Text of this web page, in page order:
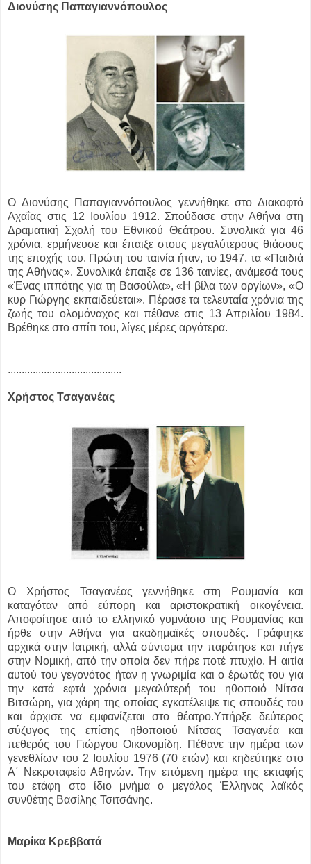
Διονύσης Παπαγιαννόπουλος
Ο Διονύσης Παπαγιαννόπουλος γεννήθηκε στο Διακοφτό
Αχαΐας στις 12 Ιουλίου 1912. Σπούδασε στην Αθήνα στη
Δραματική Σχολή του Εθνικού Θεάτρου. Συνολικά για 46
χρόνια, ερμήνευσε και έπαιξε στους μεγαλύτερους θιάσους
της εποχής του. Πρώτη του ταινία ήταν, το 1947, τα «Παιδιά
της Αθήνας». Συνολικά έπαιξε σε 136 ταινίες, ανάμεσά τους
«Ένας ιππότης για τη Βασούλα», «Η βίλα των οργίων», «Ο
κυρ Γιώργης εκπαιδεύεται». Πέρασε τα τελευταία χρόνια της
ζωής του ολομόναχος και πέθανε στις 13 Απριλίου 1984.
Βρέθηκε στο σπίτι του, λίγες μέρες αργότερα.
.........................................
Χρήστος Τσαγανέας
Ο Χρήστος Τσαγανέας γεννήθηκε στη Ρουμανία και
καταγόταν από εύπορη και αριστοκρατική οικογένεια.
Αποφοίτησε από το ελληνικό γυμνάσιο της Ρουμανίας και
ήρθε στην Αθήνα για ακαδημαϊκές σπουδές. Γράφτηκε
αρχικά στην Ιατρική, αλλά σύντομα την παράτησε και πήγε
στην Νομική, από την οποία δεν πήρε ποτέ πτυχίο. Η αιτία
αυτού του γεγονότος ήταν η γνωριμία και ο έρωτάς του για
την κατά εφτά χρόνια μεγαλύτερή του ηθοποιό Νίτσα
Βιτσώρη, για χάρη της οποίας εγκατέλειψε τις σπουδές του
και άρχισε να εμφανίζεται στο θέατρο.Υπήρξε δεύτερος
σύζυγος της επίσης ηθοποιού Νίτσας Τσαγανέα και
πεθερός του Γιώργου Οικονομίδη. Πέθανε την ημέρα των
γενεθλίων του 2 Ιουλίου 1976 (70 ετών) και κηδεύτηκε στο
Α΄ Νεκροταφείο Αθηνών. Την επόμενη ημέρα της εκταφής
του ετάφη στο ίδιο μνήμα ο μεγάλος Έλληνας λαϊκός
συνθέτης Βασίλης Τσιτσάνης.
Μαρίκα Κρεββατά